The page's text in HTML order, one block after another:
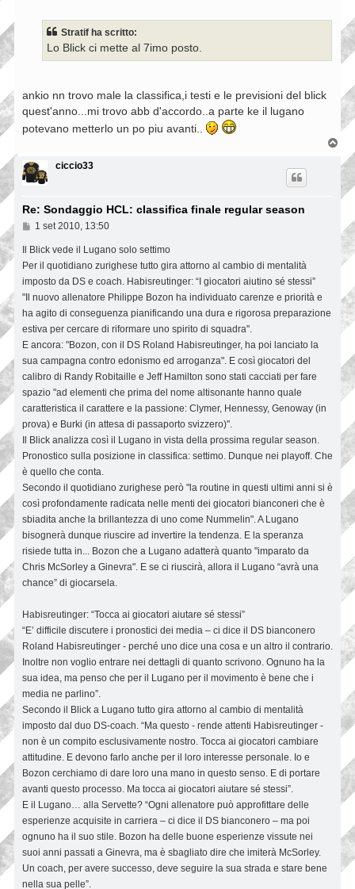
Stratif ha scritto:
Lo Blick ci mette al 7imo posto.
ankio nn trovo male la classifica,i testi e le previsioni del blick
quest'anno...mi trovo abb d'accordo..a parte ke il lugano
potevano metterlo un po piu avanti..
p
ciccio33
Re: Sondaggio HCL: classifica finale regular season
M
s
a
g
i
o
1 set 2010, 13:50
Il Blick vede il Lugano solo settimo
Per il quotidiano zurighese tutto gira attorno al cambio di mentalità
imposto da DS e coach. Habisreutinger: “I giocatori aiutino sé stessi”
"Il nuovo allenatore Philippe Bozon ha individuato carenze e priorità e
ha agito di conseguenza pianificando una dura e rigorosa preparazione
estiva per cercare di riformare uno spirito di squadra".
E ancora: "Bozon, con il DS Roland Habisreutinger, ha poi lanciato la
sua campagna contro edonismo ed arroganza". E così giocatori del
calibro di Randy Robitaille e Jeff Hamilton sono stati cacciati per fare
spazio "ad elementi che prima del nome altisonante hanno quale
caratteristica il carattere e la passione: Clymer, Hennessy, Genoway (in
prova) e Burki (in attesa di passaporto svizzero)".
Il Blick analizza così il Lugano in vista della prossima regular season.
Pronostico sulla posizione in classifica: settimo. Dunque nei playoff. Che
è quello che conta.
Secondo il quotidiano zurighese però "la routine in questi ultimi anni si è
così profondamente radicata nelle menti dei giocatori bianconeri che è
sbiadita anche la brillantezza di uno come Nummelin". A Lugano
bisognerà dunque riuscire ad invertire la tendenza. E la speranza
risiede tutta in... Bozon che a Lugano adatterà quanto "imparato da
Chris McSorley a Ginevra". E se ci riuscirà, allora il Lugano “avrà una
chance” di giocarsela.
Habisreutinger: “Tocca ai giocatori aiutare sé stessi”
“E’ difficile discutere i pronostici dei media – ci dice il DS bianconero
Roland Habisreutinger - perché uno dice una cosa e un altro il contrario.
Inoltre non voglio entrare nei dettagli di quanto scrivono. Ognuno ha la
sua idea, ma penso che per il Lugano per il movimento è bene che i
media ne parlino”.
Secondo il Blick a Lugano tutto gira attorno al cambio di mentalità
imposto dal duo DS-coach. “Ma questo - rende attenti Habisreutinger -
non è un compito esclusivamente nostro. Tocca ai giocatori cambiare
attitudine. E devono farlo anche per il loro interesse personale. Io e
Bozon cerchiamo di dare loro una mano in questo senso. E di portare
avanti questo processo. Ma tocca ai giocatori aiutare sé stessi”.
E il Lugano… alla Servette? “Ogni allenatore può approfittare delle
esperienze acquisite in carriera – ci dice il DS bianconero – ma poi
ognuno ha il suo stile. Bozon ha delle buone esperienze vissute nei
suoi anni passati a Ginevra, ma è sbagliato dire che imiterà McSorley.
Un coach, per avere successo, deve seguire la sua strada e stare bene
nella sua pelle”.